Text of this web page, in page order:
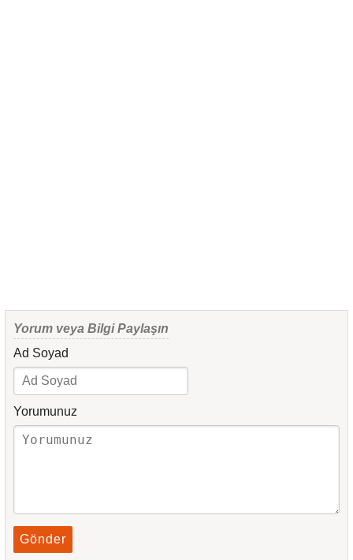
Yorum veya Bilgi Paylaşın
Ad Soyad
Yorumunuz
Gönder